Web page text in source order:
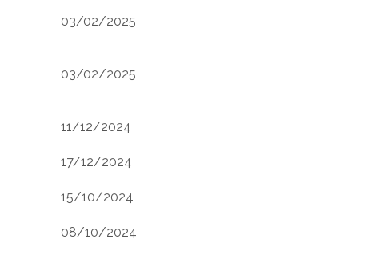
03/02/2025
03/02/2025
11/12/2024
17/12/2024
15/10/2024
08/10/2024